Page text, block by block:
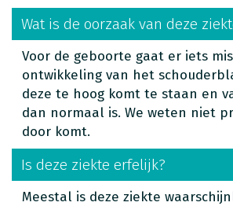
Wat is de oorzaak van deze
Voor de geboorte gaat er iets
ontwikkeling van het
deze te hoog komt te staan en
dan normaal is. We weten niet
door komt.
Is deze ziekte erfelijk?
Meestal is deze ziekte